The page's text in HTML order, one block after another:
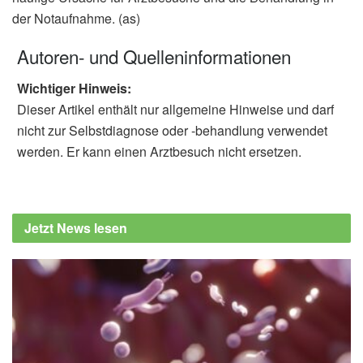
der Notaufnahme. (as)
Autoren- und Quelleninformationen
Wichtiger Hinweis:
Dieser Artikel enthält nur allgemeine Hinweise und darf
nicht zur Selbstdiagnose oder -behandlung verwendet
werden. Er kann einen Arztbesuch nicht ersetzen.
Jetzt News lesen